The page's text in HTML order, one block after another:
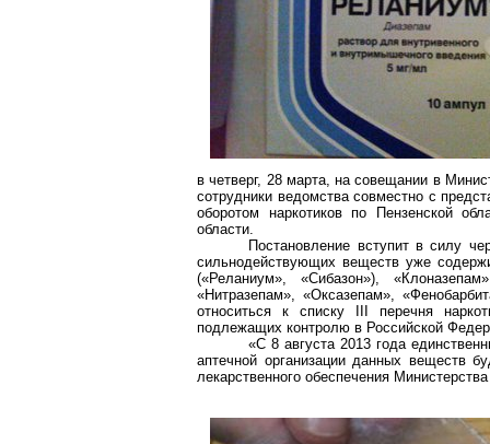
в четверг, 28 марта, на совещании в
сотрудники ведомства совместно с
оборотом наркотиков по Пензенской
области.
Постановление вступит в силу
сильнодействующих веществ уже
(«Реланиум», «Сибазон»), «Клоназепам
«Нитразепам», «Оксазепам», «
относиться к списку III перечня
подлежащих контролю в Российской
«С 8 августа 2013 года
аптечной организации данных веществ
лекарственного обеспечения